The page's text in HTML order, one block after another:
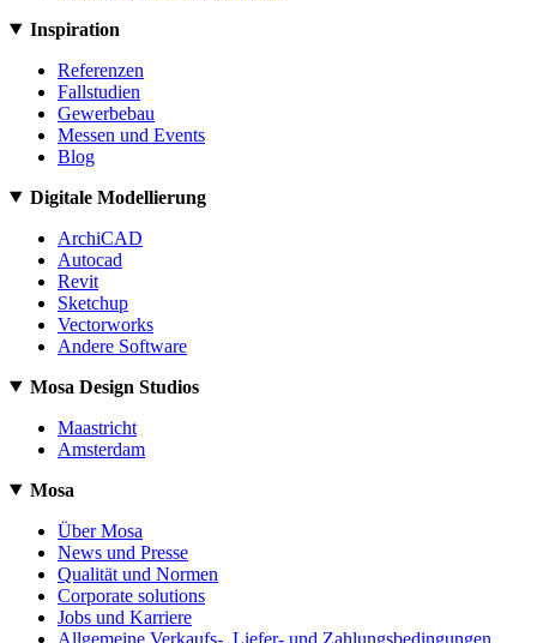
Inspiration
Referenzen
Fallstudien
Gewerbebau
Messen und Events
Blog
Digitale Modellierung
ArchiCAD
Autocad
Revit
Sketchup
Vectorworks
Andere Software
Mosa Design Studios
Maastricht
Amsterdam
Mosa
Über Mosa
News und Presse
Qualität und Normen
Corporate solutions
Jobs und Karriere
Allgemeine Verkaufs-, Liefer- und Zahlungsbedingungen